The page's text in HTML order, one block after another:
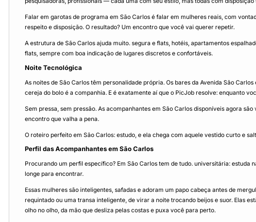
Falar em garotas de programa em São Carlos é falar em mulheres reais, com
respeito e disposição. O resultado? Um encontro que você vai querer repetir.
A estrutura de São Carlos ajuda muito. segura e flats, hotéis, apartamentos
flats, sempre com boa indicação de lugares discretos e confortáveis.
Noite Tecnológica
As noites de São Carlos têm personalidade própria. Os bares da Avenida São
cereja do bolo é a companhia. E é exatamente aí que o PicJob resolve: enquanto
Sem pressa, sem pressão. As acompanhantes em São Carlos disponíveis agora
encontro que valha a pena.
O roteiro perfeito em São Carlos: estudo, e ela chega com aquele vestido curto e
Perfil das Acompanhantes em São Carlos
Procurando um perfil específico? Em São Carlos tem de tudo. universitária:
longe para encontrar.
Essas mulheres são inteligentes, safadas e adoram um papo cabeça antes de
requintado ou uma transa inteligente, de virar a noite trocando beijos e suor. Elas
olho no olho, da mão que desliza pelas costas e puxa você para perto.